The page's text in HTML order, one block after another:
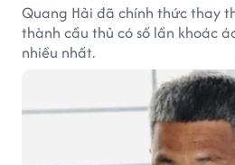
Quang Hải đã chính thức thay
thành cầu thủ có số lần khoác
nhiều nhất.